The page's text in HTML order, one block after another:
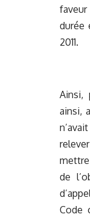
durée
2011.
Ainsi,
ainsi,
de
Code